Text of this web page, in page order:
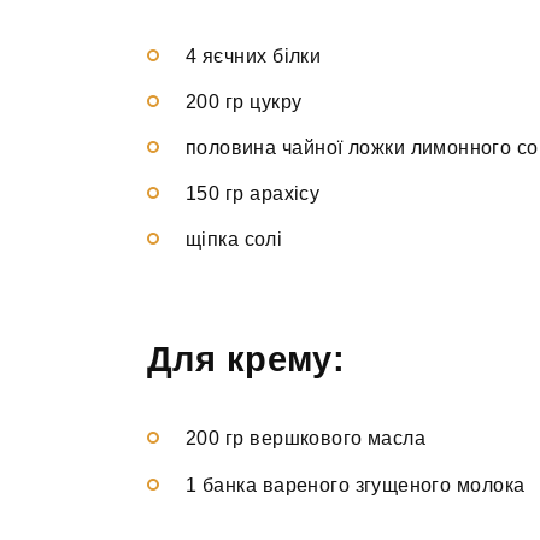
4 яєчних білки
200 гр цукру
половина чайної ложки лимонного
150 гр арахісу
щіпка солі
Для крему:
200 гр вершкового масла
1 банка вареного згущеного молока